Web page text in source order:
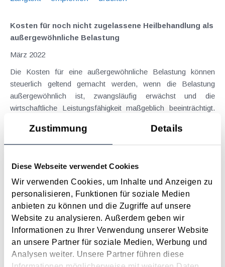
Zustimmung Details
Diese Webseite verwendet Cookies
Wir verwenden Cookies, um Inhalte und Anzeigen zu
personalisieren, Funktionen für soziale Medien
anbieten zu können und die Zugriffe auf unsere
Website zu analysieren. Außerdem geben wir
Informationen zu Ihrer Verwendung unserer Website
an unsere Partner für soziale Medien, Werbung und
Analysen weiter. Unsere Partner führen diese
Kosten für noch nicht zugelassene Heilbehandlung als
außergewöhnliche Belastung
März 2022
Die Kosten für eine außergewöhnliche Belastung können
steuerlich geltend gemacht werden, wenn die Belastung
außergewöhnlich ist, zwangsläufig erwächst und die
wirtschaftliche Leistungsfähigkeit maßgeblich beeinträchtigt.
Nicht alle Ausgaben für eine 24h-Pflege sind eine
Juli 2021
Bei einer Betreuung von Pflegebedürftigen zu Hause sind die
damit verbundenen Aufwendungen wie bei einer
Heimbetreuung ab Bezug von Pflegegeld der Pflegestufe 1
als außergewöhnliche Belastung abzugsfähig. Alternativ kann
der Pflegebedarf auch durch ein ärztliches...